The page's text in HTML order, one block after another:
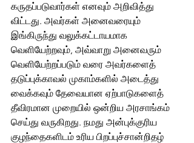
கருதப்படுவார்கள் எனவும் அறிவித்து
விட்டது. அவர்கள் அனைவரையும்
இங்கிருந்து வலுக்கட்டாயமாக
வெளியேற்றவும், அவ்வாறு அனைவரும்
வெளியேற்றப்படும் வரை அவர்களைத்
தடுப்புக்காவல் முகாம்களில் அடைத்து
வைக்கவும் தேவையான ஏற்பாடுகளைத்
தீவிரமான முறையில் ஒன்றிய அரசாங்கம்
செய்து வருகிறது. நமது அன்புக்குரிய
குழந்தைகளிடம் உரிய பிறப்புச்சான்றிதழ்